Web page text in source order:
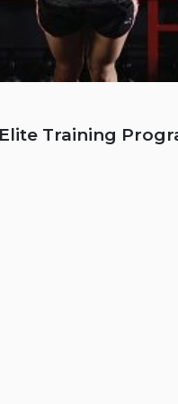
Training